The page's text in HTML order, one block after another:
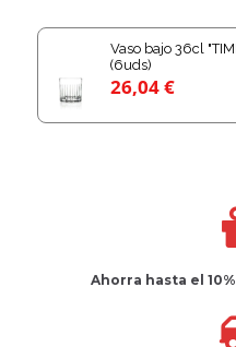
Vaso bajo 36cl
(6uds)
26,04 €
Ahorra hasta el 10%